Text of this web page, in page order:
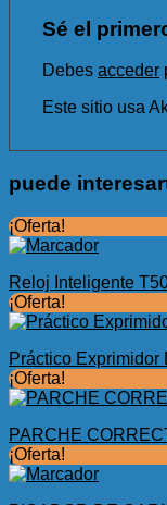
Sé el
Debes acceder
Este sitio usa
puede
¡Oferta!
Reloj Inteligente
¡Oferta!
Práctico Exprimidor
¡Oferta!
PARCHE
¡Oferta!